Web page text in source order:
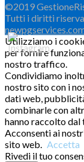
©2019
Tutti i diritti
Utilizziamo i
per fornire
nostro traffico.
Condividiamo
nostro sito con i
dati web,
combinarle con
hanno raccolto
Acconsenti ai
sito web. Accetta
Rivedi il tuo